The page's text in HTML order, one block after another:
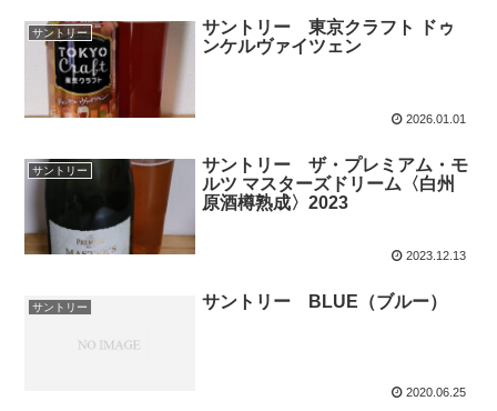
サントリー
サントリー 東京クラフト ドゥ
ンケルヴァイツェン
2026.01.01
サントリー
サントリー ザ・プレミアム・モ
ルツ マスターズドリーム〈白州
原酒樽熟成〉2023
2023.12.13
サントリー サントリー BLUE（ブルー）
2020.06.25